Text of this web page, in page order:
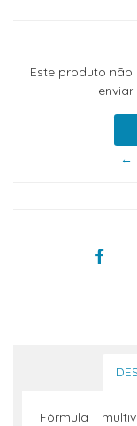
Este produto não
←
Fórmula